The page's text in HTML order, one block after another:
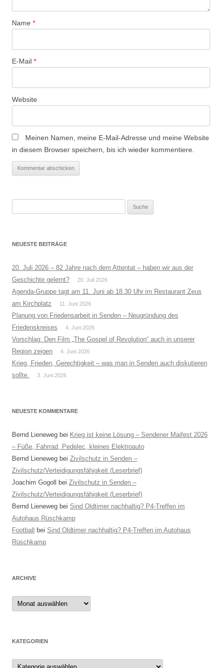
i
n
Name *
E-Mail *
Website
Meinen Namen, meine E-Mail-Adresse und meine Website
in diesem Browser speichern, bis ich wieder kommentiere.
NEUESTE BEITRÄGE
20. Juli 2026 – 82 Jahre nach dem Attentat – haben wir aus der
Geschichte gelernt?
20. Juli 2026
Agenda-Gruppe tagt am 11. Juni ab 18.30 Uhr im Restaurant Zeus
am Kirchplatz
11. Juni 2026
Planung von Friedensarbeit in Senden – Neugründung des
Friedenskreises
4. Juni 2026
Vorschlag: Den Film „The Gospel of Revolution“ auch in unserer
Region zeigen
4. Juni 2026
Krieg, Frieden, Gerechtigkeit – was man in Senden auch diskutieren
sollte.
3. Juni 2026
NEUESTE KOMMENTARE
Bernd Lieneweg bei Krieg ist keine Lösung – Sendener Maifest 2026
– Füße, Fahrrad, Pedelec, kleines Elektroauto
Bernd Lieneweg bei Zivilschutz in Senden –
Zivilschutz/Verteidigungsfähigkeit (Leserbrief)
Joachim Gogoll
bei Zivilschutz in Senden –
Zivilschutz/Verteidigungsfähigkeit (Leserbrief)
Bernd Lieneweg bei Sind Oldtimer nachhaltig? P4-Treffen im
Autohaus Rüschkamp
Football
bei Sind Oldtimer nachhaltig? P4-Treffen im Autohaus
Rüschkamp
ARCHIVE
Archive
KATEGORIEN
Kategorien